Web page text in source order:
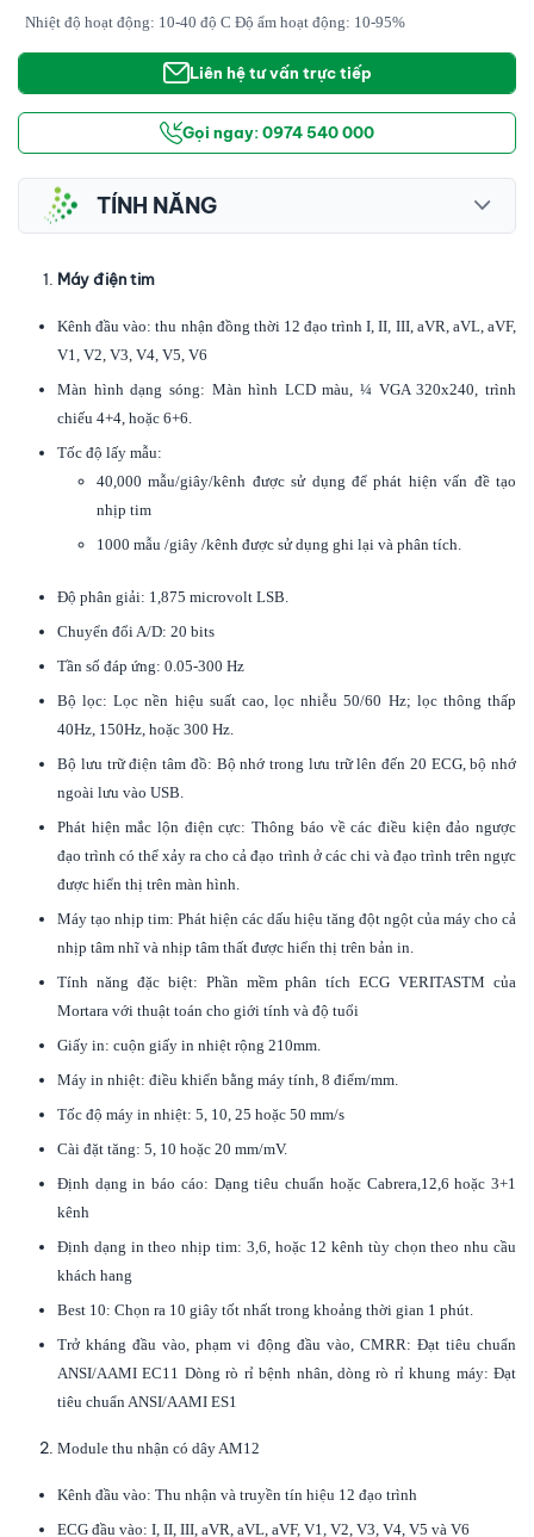
Nhiệt độ hoạt động: 10-40 độ C Độ ẩm hoạt động: 10-95%
Liên hệ tư vấn trực tiếp
Gọi ngay: 0974 540 000
TÍNH NĂNG
Máy điện tim
Kênh đầu vào: thu nhận đồng thời 12 đạo trình I, II, III, aVR, aVL, aVF,
V1, V2, V3, V4, V5, V6
Màn hình dạng sóng: Màn hình LCD màu, ¼ VGA 320x240, trình
chiếu 4+4, hoặc 6+6.
Tốc độ lấy mẫu:
40,000 mẫu/giây/kênh được sử dụng để phát hiện vấn đề tạo
nhịp tim
1000 mẫu /giây /kênh được sử dụng ghi lại và phân tích.
Độ phân giải: 1,875 microvolt LSB.
Chuyển đổi A/D: 20 bits
Tần số đáp ứng: 0.05-300 Hz
Bộ lọc: Lọc nền hiệu suất cao, lọc nhiễu 50/60 Hz; lọc thông thấp
40Hz, 150Hz, hoặc 300 Hz.
Bộ lưu trữ điện tâm đồ: Bộ nhớ trong lưu trữ lên đến 20 ECG, bộ nhớ
ngoài lưu vào USB.
Phát hiện mắc lộn điện cực: Thông báo về các điều kiện đảo ngược
đạo trình có thể xảy ra cho cả đạo trình ở các chi và đạo trình trên ngực
được hiển thị trên màn hình.
Máy tạo nhịp tim: Phát hiện các dấu hiệu tăng đột ngột của máy cho cả
nhịp tâm nhĩ và nhịp tâm thất được hiển thị trên bản in.
Tính năng đặc biệt: Phần mềm phân tích ECG VERITASTM của
Mortara với thuật toán cho giới tính và độ tuổi
Giấy in: cuộn giấy in nhiệt rộng 210mm.
Máy in nhiệt: điều khiển bằng máy tính, 8 điểm/mm.
Tốc độ máy in nhiệt: 5, 10, 25 hoặc 50 mm/s
Cài đặt tăng: 5, 10 hoặc 20 mm/mV.
Định dạng in báo cáo: Dạng tiêu chuẩn hoặc Cabrera,12,6 hoặc 3+1
kênh
Định dạng in theo nhịp tim: 3,6, hoặc 12 kênh tùy chọn theo nhu cầu
khách hang
Best 10: Chọn ra 10 giây tốt nhất trong khoảng thời gian 1 phút.
Trở kháng đầu vào, phạm vi động đầu vào, CMRR: Đạt tiêu chuẩn
ANSI/AAMI EC11 Dòng rò rỉ bệnh nhân, dòng rò rỉ khung máy: Đạt
tiêu chuẩn ANSI/AAMI ES1
Module thu nhận có dây AM12
Kênh đầu vào: Thu nhận và truyền tín hiệu 12 đạo trình
ECG đầu vào: I, II, III, aVR, aVL, aVF, V1, V2, V3, V4, V5 và V6